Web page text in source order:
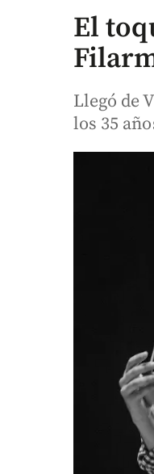
El
Llegó de
los 35